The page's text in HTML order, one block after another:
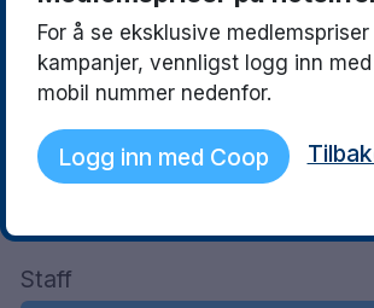
What guests said
Location
Staff
For å se eksklusive medlemspriser
kampanjer, vennligst logg inn
mobil nummer nedenfor.
Logg inn med Coop